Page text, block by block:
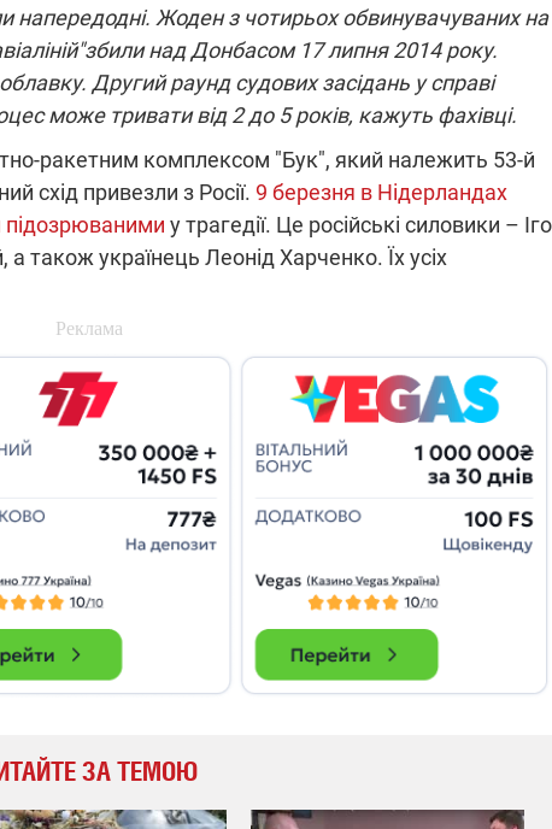
напередодні. Жоден з чотирьох обвинувачуваних на
над Донбасом 17 липня 2014 року.
Другий раунд судових засідань у справі
може тривати від 2 до 5 років, кажуть фахівці.
ракетним комплексом "Бук", який належить 53-й
схід привезли з Росії. 9 березня в Нідерландах
підозрюваними у трагедії. Це російські силовики –
також українець Леонід Харченко. Їх усіх
ЗА ТЕМОЮ
дрони,
– триває
на потреби
найгарячіших
напрямках фронту
04.12.2025 12:37
"Відправте
Вернадського на
фронт": стрілецька
сил ЗСУ збирає на
НРК Numo